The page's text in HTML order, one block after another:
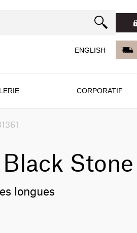
ENGLISH
CORPORATIF
Stone
longues